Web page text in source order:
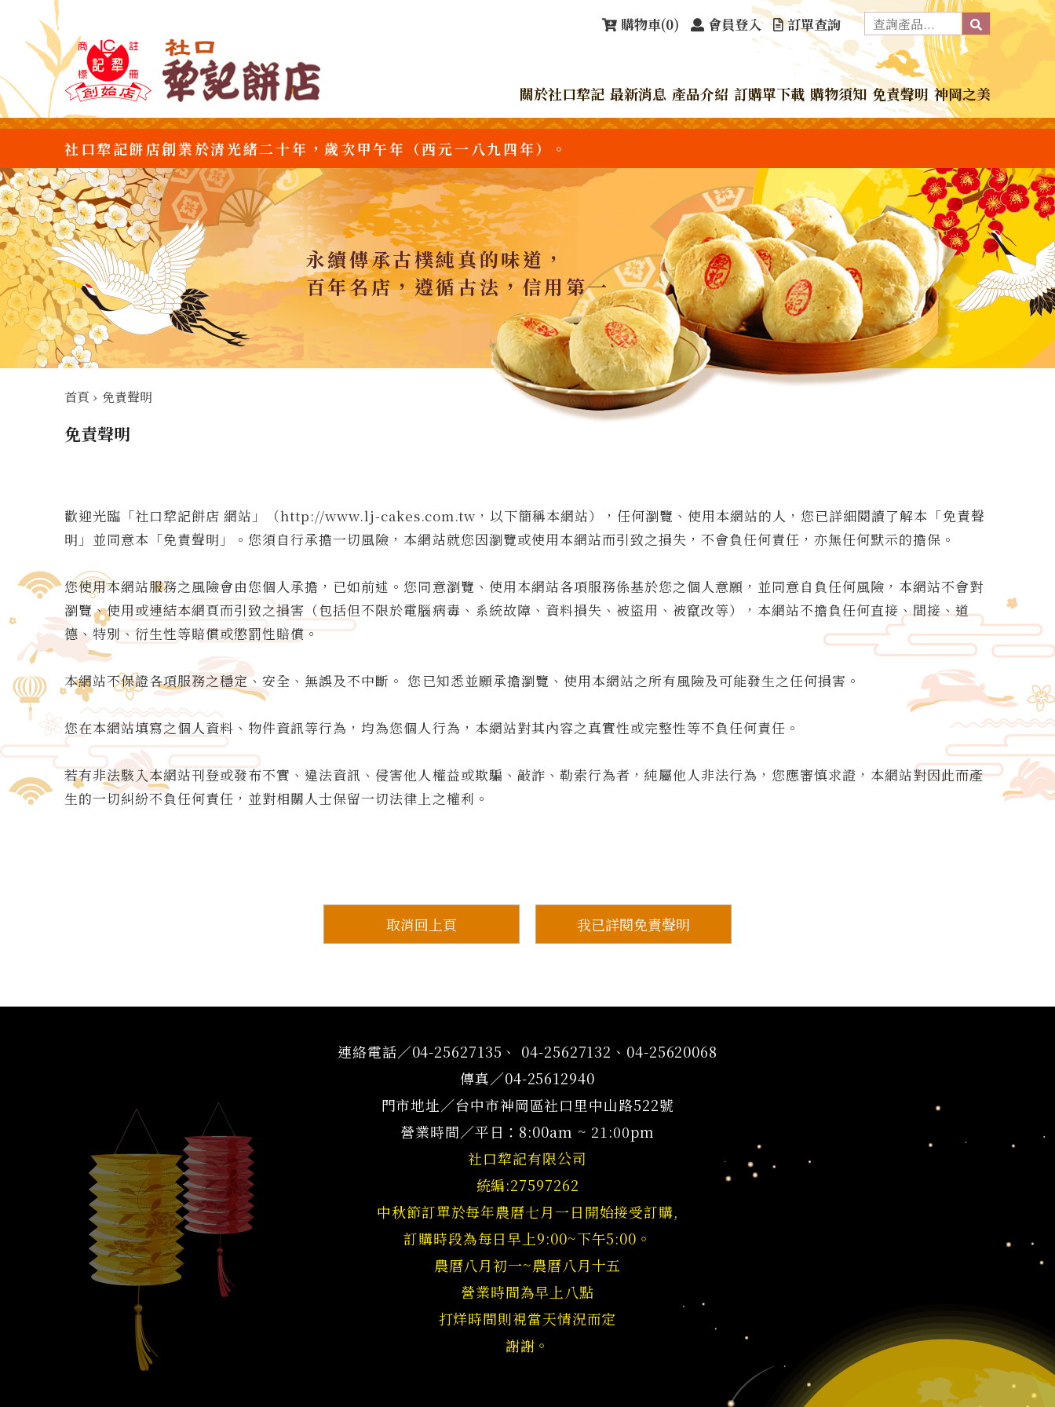
購物車(0) 會員登入 訂單查詢
關於社口犂記 最新消息 產品介紹 訂購單下載 購物須知 免責聲明 神岡之美
社口犂記餅店創業於清光緒二十年，歲次甲午年（西元一八九四年）。
永續傳承古樸純真的味道，
百年名店，遵循古法，信用第一
首頁 › 免責聲明
免責聲明
歡迎光臨「社口犂記餅店 網站」（http://www.lj-cakes.com.tw，以下簡稱本網站），任何瀏覽、使用本網站的人，您已詳細閱讀了解本「免責聲
明」並同意本「免責聲明」。您須自行承擔一切風險，本網站就您因瀏覽或使用本網站而引致之損失，不會負任何責任，亦無任何默示的擔保。
您使用本網站服務之風險會由您個人承擔，已如前述。您同意瀏覽、使用本網站各項服務係基於您之個人意願，並同意自負任何風險，本網站不會對
瀏覽、使用或連結本網頁而引致之損害（包括但不限於電腦病毒、系統故障、資料損失、被盜用、被竄改等），本網站不擔負任何直接、間接、道
德、特別、衍生性等賠償或懲罰性賠償。
本網站不保證各項服務之穩定、安全、無誤及不中斷。 您已知悉並願承擔瀏覽、使用本網站之所有風險及可能發生之任何損害。
您在本網站填寫之個人資料、物件資訊等行為，均為您個人行為，本網站對其內容之真實性或完整性等不負任何責任。
若有非法駭入本網站刊登或發布不實、違法資訊、侵害他人權益或欺騙、敲詐、勒索行為者，純屬他人非法行為，您應審慎求證，本網站對因此而產
生的一切糾紛不負任何責任，並對相關人士保留一切法律上之權利。
取消回上頁 我已詳閱免責聲明
連絡電話／04-25627135、 04-25627132、04-25620068
傳真／04-25612940
門市地址／台中市神岡區社口里中山路522號
營業時間／平日：8:00am ~ 21:00pm
社口犂記有限公司
統編:27597262
中秋節訂單於每年農曆七月一日開始接受訂購,
訂購時段為每日早上9:00~下午5:00。
農曆八月初一~農曆八月十五
營業時間為早上八點
打烊時間則視當天情況而定
謝謝。